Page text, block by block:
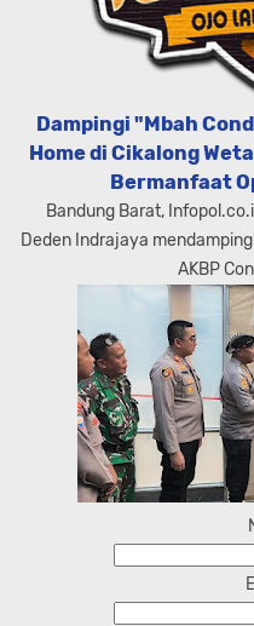
Dampingi "Mbah
Home di Cikalong
Bermanfaat
Bandung Barat,
Deden Indrajaya
AKBP